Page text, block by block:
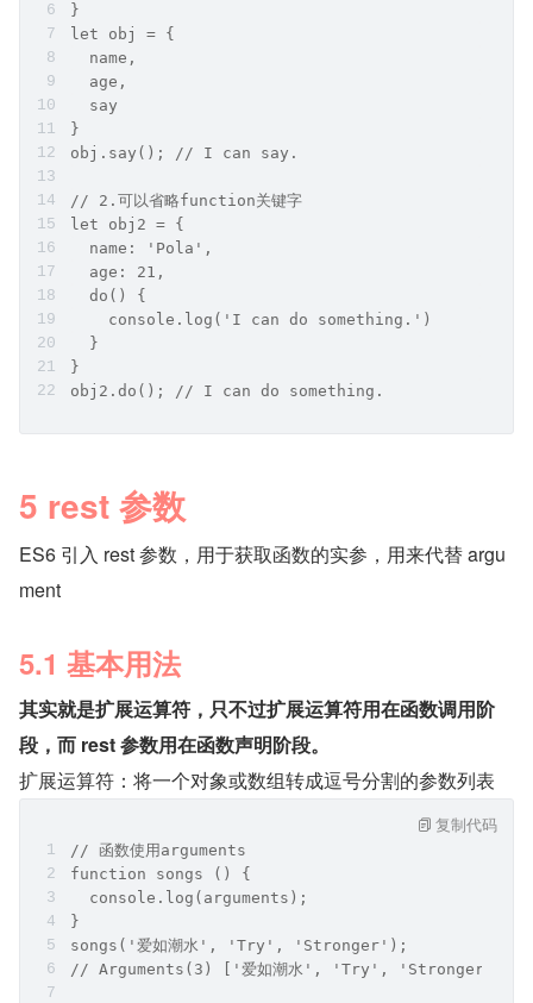
}
let obj = {
  name,
  age,
  say
}
obj.say(); // I can say.
// 2.可以省略function关键字
let obj2 = {
  name: 'Pola',
  age: 21,
  do() {
    console.log('I can do something.')
  }
}
obj2.do(); // I can do something.
5 rest 参数
ES6 引入 rest 参数，用于获取函数的实参，用来代替 argu
ment
5.1 基本用法
其实就是扩展运算符，只不过扩展运算符用在函数调用阶
段，而 rest 参数用在函数声明阶段。
扩展运算符：将一个对象或数组转成逗号分割的参数列表
// 函数使用arguments
function songs () {
  console.log(arguments);
}
songs('爱如潮水', 'Try', 'Stronger');
// Arguments(3) ['爱如潮水', 'Try', 'Stronger',
复制代码